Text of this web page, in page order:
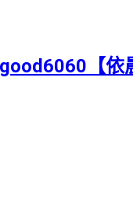
【